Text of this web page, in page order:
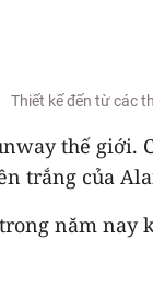
Thiết kế đến từ các
thế
trắng của
năm